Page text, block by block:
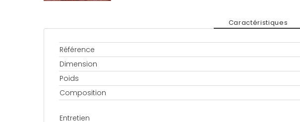
Caractéristiques
Référence
Dimension
Poids
Composition
Entretien